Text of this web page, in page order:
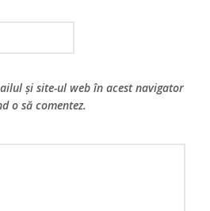
și site-ul web în acest navigator
o să comentez.